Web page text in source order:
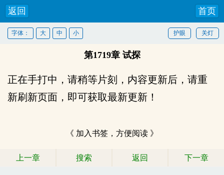
返回 首页
关灯
护眼
字体： 大 中 小
第1719章 试探
正在手打中，请稍等片刻，内容更新后，请重
新刷新页面，即可获取最新更新！
《 加入书签，方便阅读 》
上一章 搜索 返回 下一章